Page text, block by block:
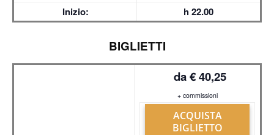
Inizio:
h 22.00
BIGLIETTI
da € 40,25
+ commissioni
ACQUISTA
BIGLIETTO